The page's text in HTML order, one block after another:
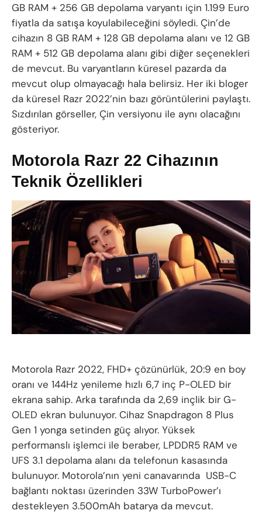
GB RAM + 256 GB depolama varyantı için 1.199 Euro
fiyatla da satışa koyulabileceğini söyledi. Çin’de
cihazın 8 GB RAM + 128 GB depolama alanı ve 12 GB
RAM + 512 GB depolama alanı gibi diğer seçenekleri
de mevcut. Bu varyantların küresel pazarda da
mevcut olup olmayacağı hala belirsiz. Her iki bloger
da küresel Razr 2022’nin bazı görüntülerini paylaştı.
Sızdırılan görseller, Çin versiyonu ile aynı olacağını
gösteriyor.
Motorola Razr 22 Cihazının
Teknik Özellikleri
Motorola Razr 2022, FHD+ çözünürlük, 20:9 en boy
oranı ve 144Hz yenileme hızlı 6,7 inç P-OLED bir
ekrana sahip. Arka tarafında da 2,69 inçlik bir G-
OLED ekran bulunuyor. Cihaz Snapdragon 8 Plus
Gen 1 yonga setinden güç alıyor. Yüksek
performanslı işlemci ile beraber, LPDDR5 RAM ve
UFS 3.1 depolama alanı da telefonun kasasında
bulunuyor. Motorola’nın yeni canavarında USB-C
bağlantı noktası üzerinden 33W TurboPower’ı
destekleyen 3.500mAh batarya da mevcut.